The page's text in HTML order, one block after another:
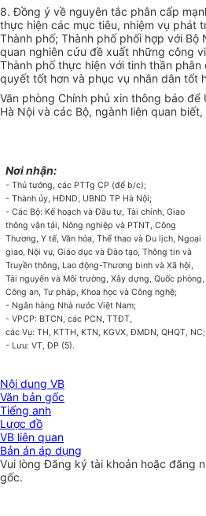
8. Đồng ý về nguyên tắc phân cấp
thực hiện các mục tiêu, nhiệm vụ phát
Thành phố; Thành phố phối hợp với Bộ
quan nghiên cứu đề xuất những công
Thành phố thực hiện với tinh thần
quyết tốt hơn và phục vụ nhân dân tốt
Văn phòng Chính phủ xin thông báo
Hà Nội và các Bộ, ngành liên quan
Nơi nhận:
- Thủ tướng, các PTTg CP (để b/c);
- Thành ủy, HĐND, UBND TP Hà Nội;
- Các Bộ: Kế hoạch và Đầu tư, Tài chính, Giao
thông vận tải, Nông nghiệp và PTNT, Công
Thương, Y tế, Văn hóa, Thể thao và Du lịch, Ngoại
giao, Nội vụ, Giáo dục và Đào tạo, Thông tin và
Truyền thông, Lao động-Thương binh và Xã hội,
Tài nguyên và Môi trường, Xây dựng, Quốc phòng,
Công an, Tư pháp, Khoa học và Công nghệ;
- Ngân hàng Nhà nước Việt Nam;
- VPCP: BTCN, các PCN, TTĐT,
các Vụ: TH, KTTH, KTN, KGVX, ĐMDN, QHQT, NC;
- Lưu: VT, ĐP (5).
Nội dung VB
Văn bản gốc
Tiếng anh
Lược đồ
VB liên quan
Bản án áp dụng
Vui lòngĐăng ký tài khoản hoặc đăng
gốc.